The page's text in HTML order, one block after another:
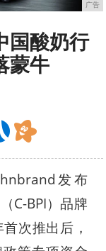
广告
国酸奶行
蒙牛
发布
C-BPI）品牌
次推出后，